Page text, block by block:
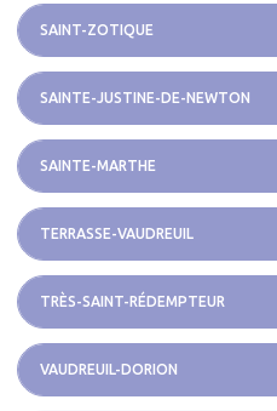
SAINT-ZOTIQUE
SAINTE-JUSTINE-DE-NEWTON
SAINTE-MARTHE
TERRASSE-VAUDREUIL
TRÈS-SAINT-RÉDEMPTEUR
VAUDREUIL-DORION